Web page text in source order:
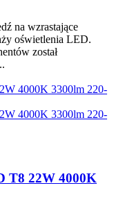
na wzrastające
oświetlenia LED.
został
T8 22W 4000K